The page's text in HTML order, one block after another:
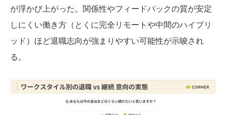
が浮かび上がった。関係性やフィードバックの質が安定
しにくい働き方（とくに完全リモートや中間のハイブリ
ッド）ほど退職志向が強まりやすい可能性が示唆され
る。